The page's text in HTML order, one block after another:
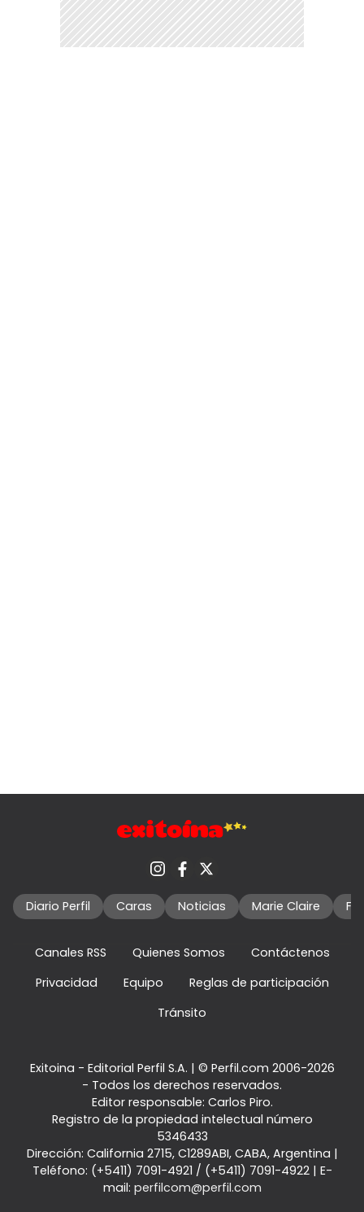
Diario Perfil Caras Noticias Marie Claire
Canales RSS Quienes Somos
Contáctenos
Privacidad
Equipo
Reglas de participación
Tránsito
Exitoina - Editorial Perfil S.A. | © Perfil.com 2006-2026
- Todos los derechos reservados.
Editor responsable: Carlos Piro.
Registro de la propiedad intelectual número
5346433
Dirección: California 2715, C1289ABI, CABA, Argentina |
Teléfono: (+5411) 7091-4921 / (+5411) 7091-4922| E-
mail: perfilcom@perfil.com